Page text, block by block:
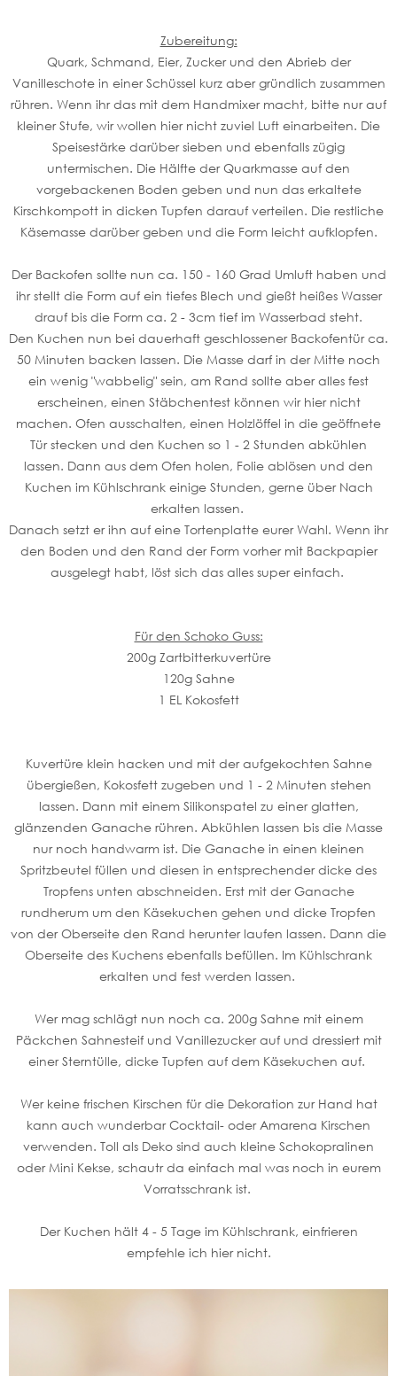
Zubereitung:
Quark, Schmand, Eier, Zucker und den Abrieb der
Vanilleschote in einer Schüssel kurz aber gründlich zusammen
rühren. Wenn ihr das mit dem Handmixer macht, bitte nur auf
kleiner Stufe, wir wollen hier nicht zuviel Luft einarbeiten. Die
Speisestärke darüber sieben und ebenfalls zügig
untermischen. Die Hälfte der Quarkmasse auf den
vorgebackenen Boden geben und nun das erkaltete
Kirschkompott in dicken Tupfen darauf verteilen. Die restliche
Käsemasse darüber geben und die Form leicht aufklopfen.
Der Backofen sollte nun ca. 150 - 160 Grad Umluft haben und
ihr stellt die Form auf ein tiefes Blech und gießt heißes Wasser
drauf bis die Form ca. 2 - 3cm tief im Wasserbad steht.
Den Kuchen nun bei dauerhaft geschlossener Backofentür ca.
50 Minuten backen lassen. Die Masse darf in der Mitte noch
ein wenig "wabbelig" sein, am Rand sollte aber alles fest
erscheinen, einen Stäbchentest können wir hier nicht
machen. Ofen ausschalten, einen Holzlöffel in die geöffnete
Tür stecken und den Kuchen so 1 - 2 Stunden abkühlen
lassen. Dann aus dem Ofen holen, Folie ablösen und den
Kuchen im Kühlschrank einige Stunden, gerne über Nach
erkalten lassen.
Danach setzt er ihn auf eine Tortenplatte eurer Wahl. Wenn ihr
den Boden und den Rand der Form vorher mit Backpapier
ausgelegt habt, löst sich das alles super einfach.
Für den Schoko Guss:
200g Zartbitterkuvertüre
120g Sahne
1 EL Kokosfett
Kuvertüre klein hacken und mit der aufgekochten Sahne
übergießen, Kokosfett zugeben und 1 - 2 Minuten stehen
lassen. Dann mit einem Silikonspatel zu einer glatten,
glänzenden Ganache rühren. Abkühlen lassen bis die Masse
nur noch handwarm ist. Die Ganache in einen kleinen
Spritzbeutel füllen und diesen in entsprechender dicke des
Tropfens unten abschneiden. Erst mit der Ganache
rundherum um den Käsekuchen gehen und dicke Tropfen
von der Oberseite den Rand herunter laufen lassen. Dann die
Oberseite des Kuchens ebenfalls befüllen. Im Kühlschrank
erkalten und fest werden lassen.
Wer mag schlägt nun noch ca. 200g Sahne mit einem
Päckchen Sahnesteif und Vanillezucker auf und dressiert mit
einer Sterntülle, dicke Tupfen auf dem Käsekuchen auf.
Wer keine frischen Kirschen für die Dekoration zur Hand hat
kann auch wunderbar Cocktail- oder Amarena Kirschen
verwenden. Toll als Deko sind auch kleine Schokopralinen
oder Mini Kekse, schautr da einfach mal was noch in eurem
Vorratsschrank ist.
Der Kuchen hält 4 - 5 Tage im Kühlschrank, einfrieren
empfehle ich hier nicht.